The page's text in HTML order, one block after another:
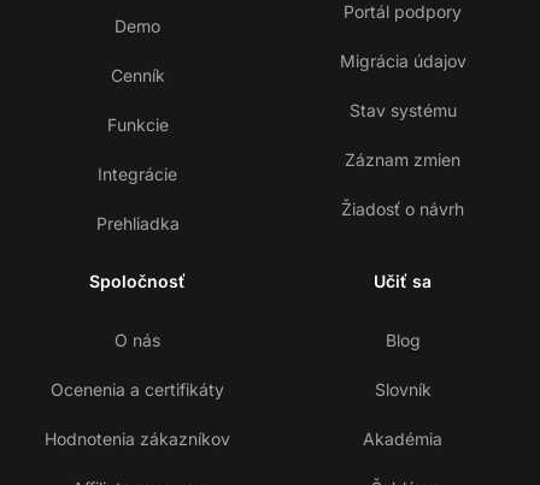
Demo
Cenník
Funkcie
Integrácie
Prehliadka
Portál podpory
Migrácia údajov
Stav systému
Záznam zmien
Žiadosť o návrh
Spoločnosť
O nás
Ocenenia a certifikáty
Hodnotenia zákazníkov
Učiť sa
Blog
Slovník
Akadémia